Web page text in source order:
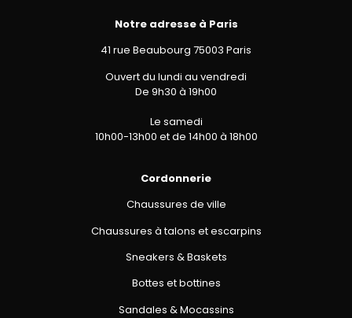
Notre adresse à Paris
41 rue Beaubourg 75003 Paris
Ouvert du lundi au vendredi
De 9h30 à 19h00
Le samedi
10h00-13h00 et de 14h00 à 18h00
Cordonnerie
Chaussures de ville
Chaussures à talons et escarpins
Sneakers & Baskets
Bottes et bottines
Sandales & Mocassins